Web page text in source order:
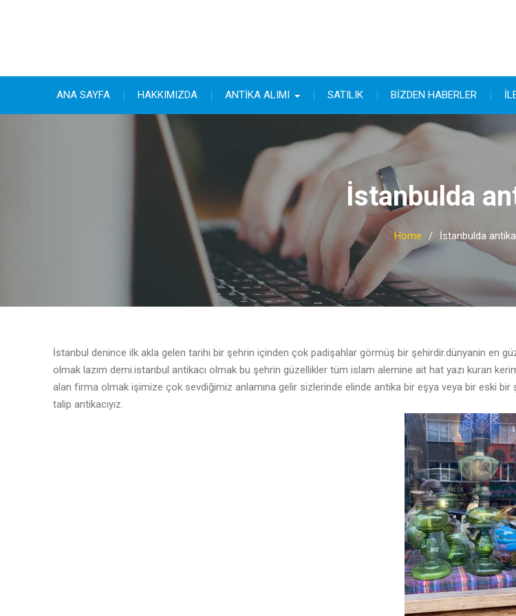
ANA SAYFA HAKKIMIZDA ANTİKA ALIMI SATILIK BİZDEN HABERLER
İstanbulda
Home İstanbulda
İstanbul denince ilk akla gelen tarihi bir şehrin içinden çok padişahlar görmüş bir şehirdir.dünyanin en
olmak lazım demi.istanbul antikacı olmak bu şehrin güzellikler tüm islam alemine ait hat yazı kuran
alan firma olmak işimize çok sevdiğimiz anlamına gelir sizlerinde elinde antika bir eşya veya bir eski
talip antikacıyız.